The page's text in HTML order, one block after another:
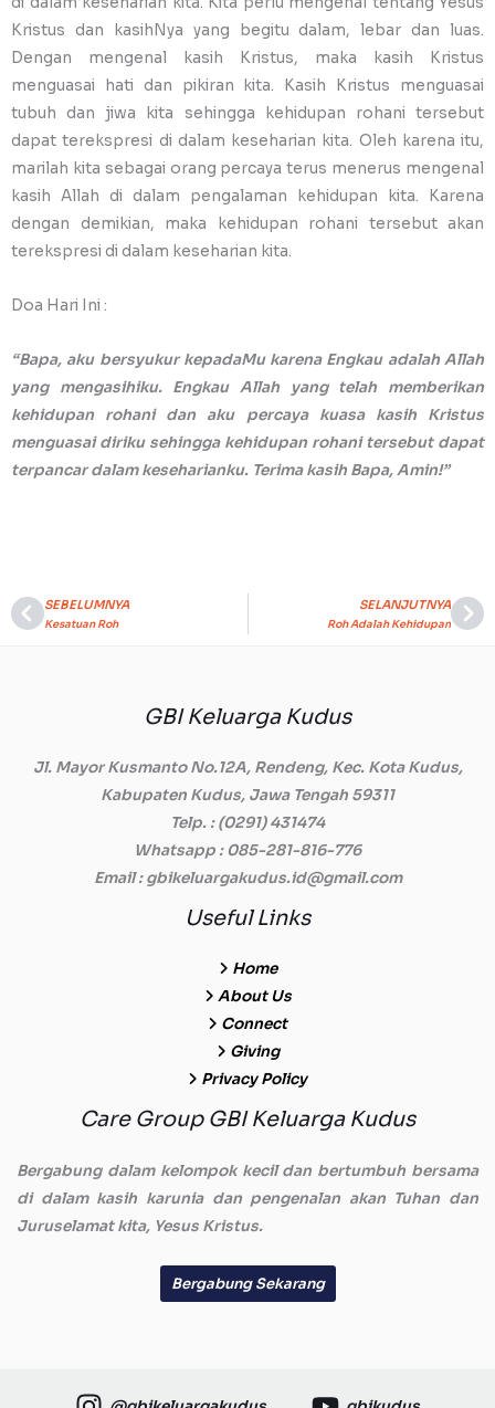
Kristus dan kasihNya yang begitu dalam, lebar dan luas.
Dengan mengenal kasih Kristus, maka kasih Kristus
menguasai hati dan pikiran kita. Kasih Kristus menguasai
tubuh dan jiwa kita sehingga kehidupan rohani tersebut
dapat terekspresi di dalam keseharian kita. Oleh karena itu,
marilah kita sebagai orang percaya terus menerus mengenal
kasih Allah di dalam pengalaman kehidupan kita. Karena
dengan demikian, maka kehidupan rohani tersebut akan
terekspresi di dalam keseharian kita.
Doa Hari Ini :
“Bapa, aku bersyukur kepadaMu karena Engkau adalah Allah
yang mengasihiku. Engkau Allah yang telah memberikan
kehidupan rohani dan aku percaya kuasa kasih Kristus
menguasai diriku sehingga kehidupan rohani tersebut dapat
terpancar dalam keseharianku. Terima kasih Bapa, Amin!”
Prev
SEBELUMNYA
Kesatuan Roh
SELANJUTNYA
Roh Adalah Kehidupan
GBI Keluarga Kudus
Jl. Mayor Kusmanto No.12A, Rendeng, Kec. Kota Kudus,
Kabupaten Kudus, Jawa Tengah 59311
Telp. : (0291) 431474
Whatsapp : 085-281-816-776
Email: gbikeluargakudus.id@gmail.com
Useful Links
Home
About Us
Connect
Giving
Privacy Policy
Care Group GBI Keluarga Kudus
Bergabung dalam kelompok kecil dan bertumbuh bersama
di dalam kasih karunia dan pengenalan akan Tuhan dan
Juruselamat kita, Yesus Kristus.
Bergabung Sekarang